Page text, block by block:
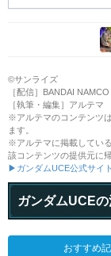
©サンライズ
［配信］BANDAI
［執筆・編集］アルテマ
※アルテマのコンテンツ
ます。
※アルテマに掲載してい
該コンテンツの提供元に
▶ガンダムUCE公式サイト
ガンダムUCE
おすすめ